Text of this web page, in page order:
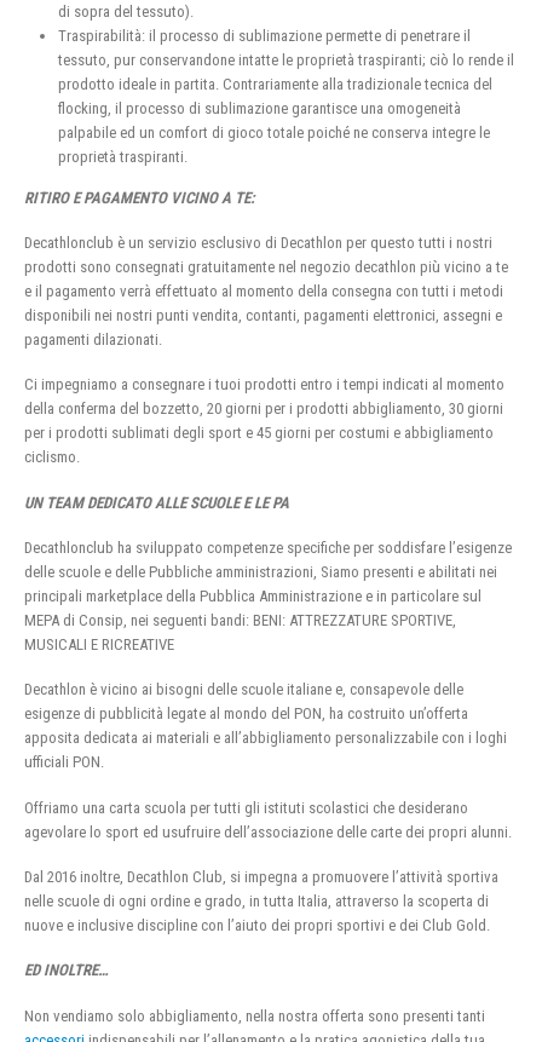
di sopra del tessuto).
Traspirabilità: il processo di sublimazione permette di penetrare il
tessuto, pur conservandone intatte le proprietà traspiranti; ciò lo rende il
prodotto ideale in partita. Contrariamente alla tradizionale tecnica del
flocking, il processo di sublimazione garantisce una omogeneità
palpabile ed un comfort di gioco totale poiché ne conserva integre le
proprietà traspiranti.
RITIRO E PAGAMENTO VICINO A TE:
Decathlonclub è un servizio esclusivo di Decathlon per questo tutti i nostri
prodotti sono consegnati gratuitamente nel negozio decathlon più vicino a te
e il pagamento verrà effettuato al momento della consegna con tutti i metodi
disponibili nei nostri punti vendita, contanti, pagamenti elettronici, assegni e
pagamenti dilazionati.
Ci impegniamo a consegnare i tuoi prodotti entro i tempi indicati al momento
della conferma del bozzetto, 20 giorni per i prodotti abbigliamento, 30 giorni
per i prodotti sublimati degli sport e 45 giorni per costumi e abbigliamento
ciclismo.
UN TEAM DEDICATO ALLE SCUOLE E LE PA
Decathlonclub ha sviluppato competenze specifiche per soddisfare l’esigenze
delle scuole e delle Pubbliche amministrazioni, Siamo presenti e abilitati nei
principali marketplace della Pubblica Amministrazione e in particolare sul
MEPA di Consip, nei seguenti bandi: BENI: ATTREZZATURE SPORTIVE,
MUSICALI E RICREATIVE
Decathlon è vicino ai bisogni delle scuole italiane e, consapevole delle
esigenze di pubblicità legate al mondo del PON, ha costruito un’offerta
apposita dedicata ai materiali e all’abbigliamento personalizzabile con i loghi
ufficiali PON.
Offriamo una carta scuola per tutti gli istituti scolastici che desiderano
agevolare lo sport ed usufruire dell’associazione delle carte dei propri alunni.
Dal 2016 inoltre, Decathlon Club, si impegna a promuovere l’attività sportiva
nelle scuole di ogni ordine e grado, in tutta Italia, attraverso la scoperta di
nuove e inclusive discipline con l’aiuto dei propri sportivi e dei Club Gold.
ED INOLTRE…
Non vendiamo solo abbigliamento, nella nostra offerta sono presenti tanti